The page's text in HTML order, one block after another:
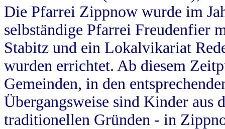
Die Pfarrei Zippnow wurde im
selbständige Pfarrei Freudenfier
Stabitz und ein Lokalvikariat
wurden errichtet. Ab diesem
Gemeinden, in den
Übergangsweise sind Kinder aus
traditionellen Gründen - in